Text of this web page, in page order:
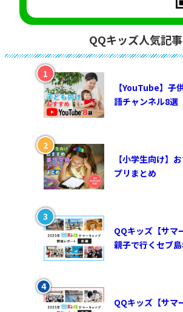
QQキッズ人気記事
【YouTube】子
語チャンネル8選
【小学生向け】
プリまとめ
QQキッズ【サマ
親子で行くセブ
QQキッズ【サマ